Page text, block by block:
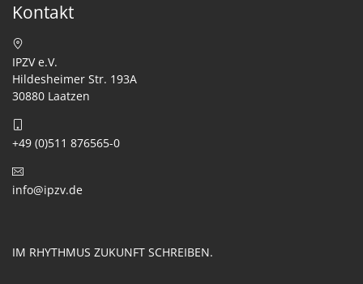
Kontakt
IPZV e.V.
Hildesheimer Str. 193A
30880 Laatzen
+49 (0)511 876565-0
info@ipzv.de
IM RHYTHMUS ZUKUNFT SCHREIBEN.